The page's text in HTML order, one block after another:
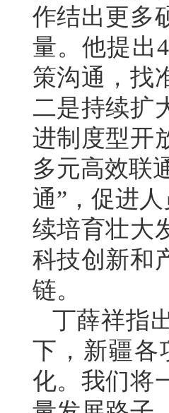
作结出更多
量。他提出
策沟通，找
二是持续扩
进制度型开
多元高效联
通”，促进
续培育壮大
科技创新和
链。
丁薛祥指
下，新疆各
化。我们将